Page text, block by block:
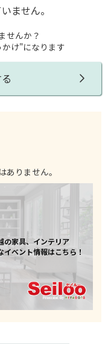
ません。
せんか？
け"になります
りません。
の家具、インテリア
イベント情報はこちら！